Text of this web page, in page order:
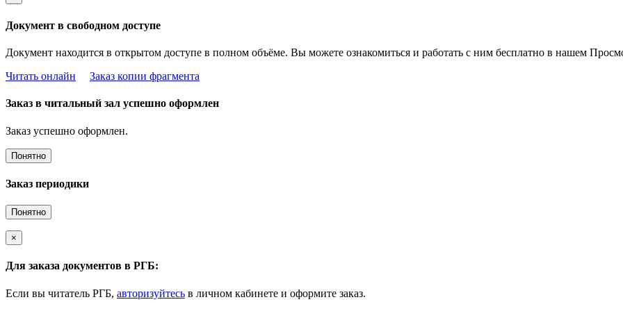
Документ в свободном доступе
Документ находится в открытом доступе в полном объёме. Вы можете ознакомиться и работать с ним бесплатно в нашем
Читать онлайн
Заказ копии фрагмента
Заказ в читальный зал успешно оформлен
Заказ успешно оформлен.
Понятно
Заказ периодики
Понятно
×
Для заказа документов в РГБ:
Если вы читатель РГБ, авторизуйтесь в личном кабинете и оформите заказ.